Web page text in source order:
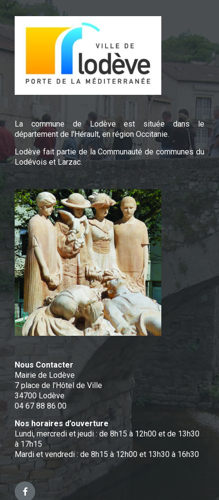
La commune de Lodève est située dans le
département de l'Hérault, en région Occitanie.
Lodève fait partie de la Communauté de communes du
Lodévois et Larzac.
Nous Contacter
Mairie de Lodève
7 place de l'Hôtel de Ville
34700 Lodève
04 67 88 86 00
Nos horaires d’ouverture
Lundi, mercredi et jeudi : de 8h15 à 12h00 et de 13h30
à 17h15
Mardi et vendredi : de 8h15 à 12h00 et 13h30 à 16h30
Facebook